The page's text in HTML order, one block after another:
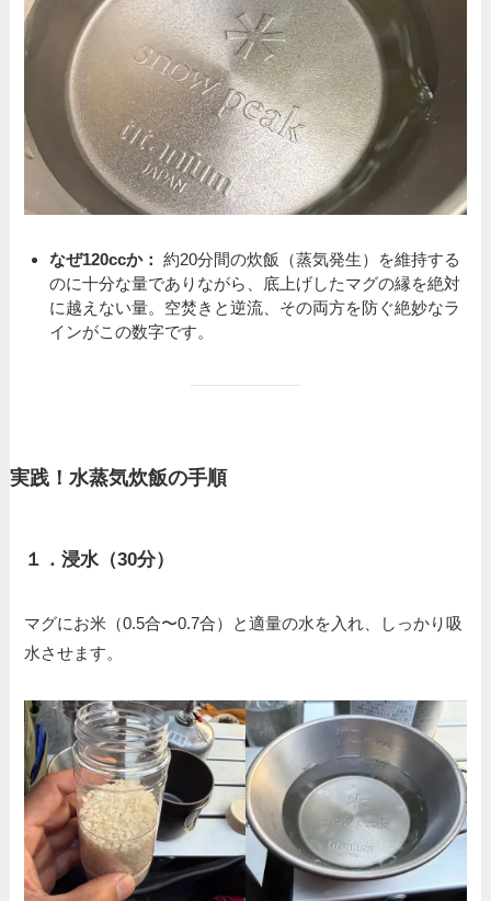
なぜ120ccか： 約20分間の炊飯（蒸気発生）を維持する
のに十分な量でありながら、底上げしたマグの縁を絶対
に越えない量。空焚きと逆流、その両方を防ぐ絶妙なラ
インがこの数字です。
実践！水蒸気炊飯の手順
１．浸水（30分）
マグにお米（0.5合〜0.7合）と適量の水を入れ、しっかり吸
水させます。